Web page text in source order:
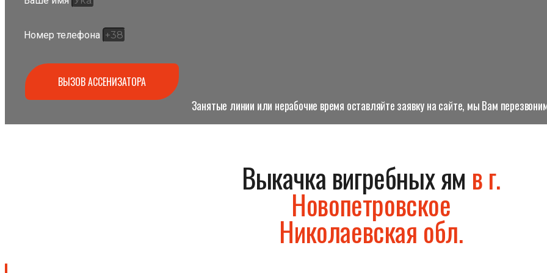
Номер телефона
ВЫЗОВ АССЕНИЗАТОРА
Занятые линии или нерабочие время оставляйте заявку на сайте, мы Вам
Выкачка вигребных ям в г.
Новопетровское
Николаевская обл.